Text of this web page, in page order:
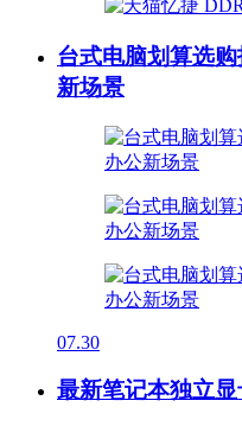
台式电脑划算选
新场景
07.30
最新笔记本独立显